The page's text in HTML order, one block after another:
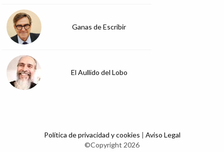
Ganas de Escribir
El Aullido del Lobo
Política de privacidad y cookies | Aviso Legal
©Copyright 2026